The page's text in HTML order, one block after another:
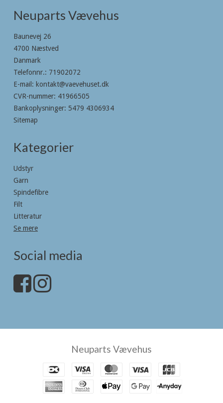
Neuparts Vævehus
Baunevej 26
4700 Næstved
Danmark
Telefonnr.: 71902072
E-mail : kontakt@vaevehuset.dk
CVR-nummer: 41966505
Bankoplysninger: 5479 4306934
Sitemap
Kategorier
Udstyr
Garn
Spindefibre
Filt
Litteratur
Se mere
Social media
Neuparts Vævehus